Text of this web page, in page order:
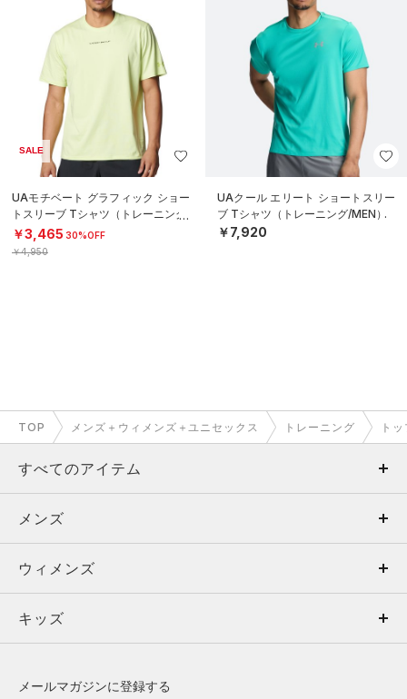
SALE
UAモチベート グラフィック ショー
トスリーブ Tシャツ（トレーニング/
MEN）
￥3,465 30%OFF
￥4,950
UAクール エリート ショートスリー
ブ Tシャツ（トレーニング/MEN）
￥7,920
TOP メンズ＋ウィメンズ＋ユニセックス トレーニング ト
すべてのアイテム
メンズ
ウィメンズ
キッズ
メンズ
トップス
ボトムス
ウィメンズ
トップス
キッズ
メールマガジンに登録する